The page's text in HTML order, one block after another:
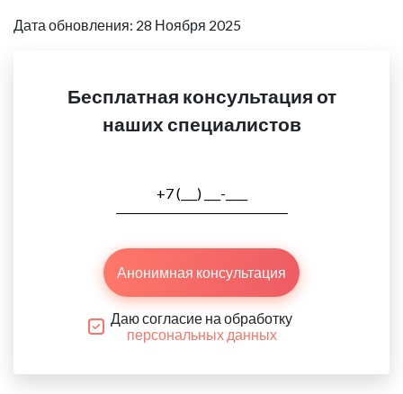
Дата обновления: 28 Ноября 2025
Бесплатная консультация от
наших специалистов
Анонимная консультация
Даю согласие на обработку
персональных данных